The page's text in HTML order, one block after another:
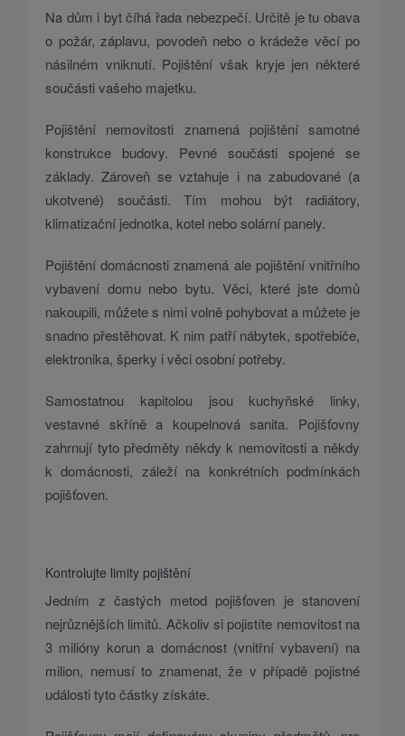
Na dům i byt číhá řada nebezpečí. Určitě je tu obava
o požár, záplavu, povodeň nebo o krádeže věcí po
násilném vniknutí. Pojištění však kryje jen některé
součásti vašeho majetku.
Pojištění nemovitosti znamená pojištění samotné
konstrukce budovy. Pevné součásti spojené se
základy. Zároveň se vztahuje i na zabudované (a
ukotvené) součásti. Tím mohou být radiátory,
klimatizační jednotka, kotel nebo solární panely.
Pojištění domácnosti znamená ale pojištění vnitřního
vybavení domu nebo bytu. Věci, které jste domů
nakoupili, můžete s nimi volně pohybovat a můžete je
snadno přestěhovat. K nim patří nábytek, spotřebiče,
elektronika, šperky i věci osobní potřeby.
Samostatnou kapitolou jsou kuchyňské linky,
vestavné skříně a koupelnová sanita. Pojišťovny
zahrnují tyto předměty někdy k nemovitosti a někdy
k domácnosti, záleží na konkrétních podmínkách
pojišťoven.
Kontrolujte limity pojištění
Jedním z častých metod pojišťoven je stanovení
nejrůznějších limitů. Ačkoliv si pojistíte nemovitost na
3 milióny korun a domácnost (vnitřní vybavení) na
milion, nemusí to znamenat, že v případě pojistné
události tyto částky získáte.